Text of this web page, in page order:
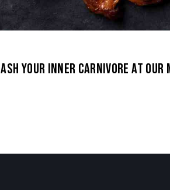
YOUR INNER CARNIVORE AT